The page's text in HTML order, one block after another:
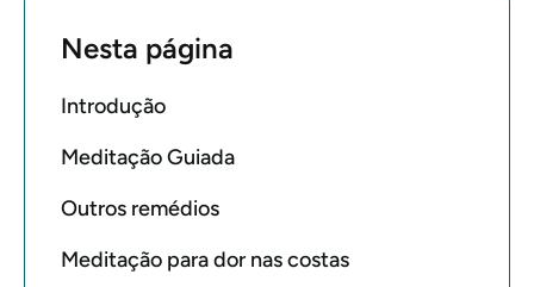
Nesta página
Introdução
Meditação Guiada
Outros remédios
Meditação para dor nas costas